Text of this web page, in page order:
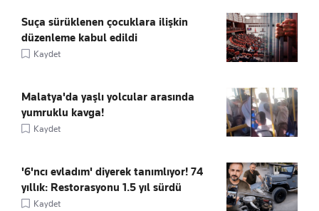
Suça sürüklenen çocuklara ilişkin
düzenleme kabul edildi
Kaydet
Malatya'da yaşlı yolcular arasında
yumruklu kavga!
Kaydet
'6'ncı evladım' diyerek tanımlıyor! 74
yıllık: Restorasyonu 1.5 yıl sürdü
Kaydet